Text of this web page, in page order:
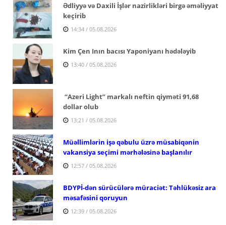
Ədliyyə və Daxili İşlər nazirlikləri birgə əməliyyat
keçirib
14:34 / 05.08.2026
Kim Çen Inın bacısı Yaponiyanı hədələyib
13:40 / 05.08.2026
“Azeri Light” markalı neftin qiyməti 91,68
dollar olub
13:21 / 05.08.2026
Müəllimlərin işə qəbulu üzrə müsabiqənin
vakansiya seçimi mərhələsinə başlanılır
12:57 / 05.08.2026
BDYPİ-dən sürücülərə müraciət: Təhlükəsiz ara
məsafəsini qoruyun
12:39 / 05.08.2026